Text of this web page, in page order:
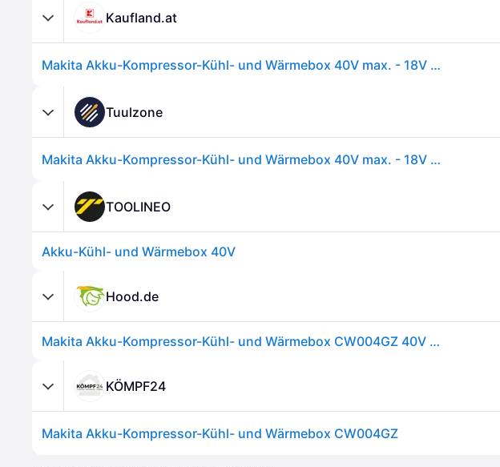
Kaufland.at
Makita Akku-Kompressor-Kühl- und Wärmebox 40V max. - 18V - 29 l - -18° C bis +60° C - CW004GZ
Tuulzone
Makita Akku-Kompressor-Kühl- und Wärmebox 40V max. - 18V - 29 l - -18° C bis +60° C - CW004GZ
TOOLINEO
Akku-Kühl- und Wärmebox 40V
Hood.de
Makita Akku-Kompressor-Kühl- und Wärmebox CW004GZ 40V max. • 18V
KÖMPF24
Makita Akku-Kompressor-Kühl- und Wärmebox CW004GZ